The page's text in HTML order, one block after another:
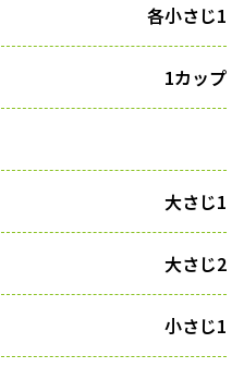
各小さじ1
1カップ
大さじ1
大さじ2
小さじ1